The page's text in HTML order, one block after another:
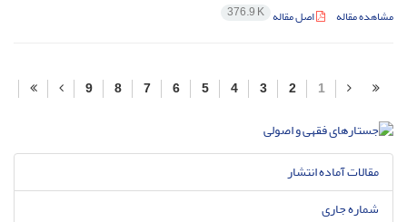
مشاهده مقاله اصل مقاله 376.9 K
1
2
3
4
5
6
7
8
9
مقالات آماده انتشار
شماره جاری